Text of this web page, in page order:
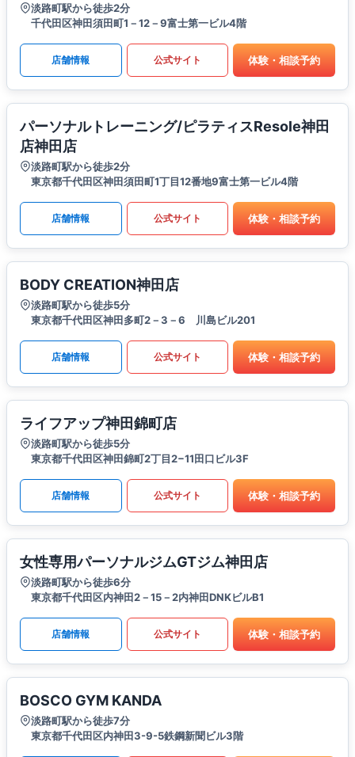
淡路町駅から徒歩2分
千代田区神田須田町1－12－9富士第一ビル4階
店舗情報 公式サイト 体験・相談予約
パーソナルトレーニング/ピラティスResole神田
店神田店
淡路町駅から徒歩2分
東京都千代田区神田須田町1丁目12番地9富士第一ビル4階
店舗情報 公式サイト 体験・相談予約
BODY CREATION神田店
淡路町駅から徒歩5分
東京都千代田区神田多町2－3－6 川島ビル201
店舗情報 公式サイト 体験・相談予約
ライフアップ神田錦町店
淡路町駅から徒歩5分
東京都千代田区神田錦町2丁目2−11田口ビル3F
店舗情報 公式サイト 体験・相談予約
女性専用パーソナルジムGTジム神田店
淡路町駅から徒歩6分
東京都千代田区内神田2－15－2内神田DNKビルB1
店舗情報 公式サイト 体験・相談予約
BOSCO GYM KANDA
淡路町駅から徒歩7分
東京都千代田区内神田3-9-5鉄鋼新聞ビル3階